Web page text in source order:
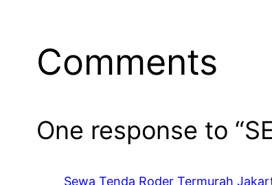
Comments
One response to
Sewa Tenda Roder Termurah